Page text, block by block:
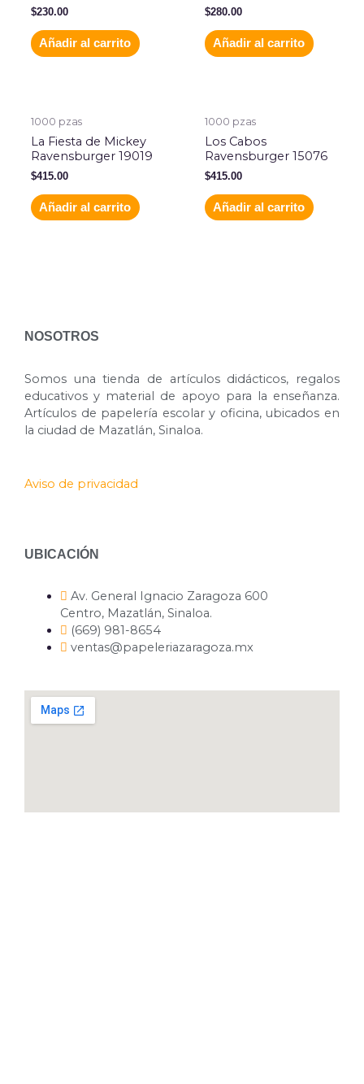
$230.00
Añadir al carrito
$280.00
Añadir al carrito
1000 pzas
La Fiesta de Mickey
Ravensburger 19019
$415.00
Añadir al carrito
1000 pzas
Los Cabos
Ravensburger 15076
$415.00
Añadir al carrito
NOSOTROS
Somos una tienda de artículos didácticos, regalos
educativos y material de apoyo para la enseñanza.
Artículos de papelería escolar y oficina, ubicados en
la ciudad de Mazatlán, Sinaloa.
Aviso de privacidad
UBICACIÓN
Av. General Ignacio Zaragoza 600
Centro, Mazatlán, Sinaloa.
(669) 981-8654
ventas@papeleriazaragoza.mx